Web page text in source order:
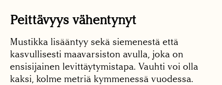
Peittävyys vähentynyt
Mustikka lisääntyy sekä siemenestä että
kasvullisesti maavarsiston avulla, joka on
ensisijainen levittäytymistapa. Vauhti voi olla
kaksi, kolme metriä kymmenessä vuodessa.